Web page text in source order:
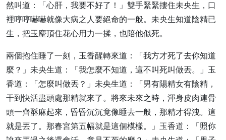
然叫道：「心肝，我要不好了！」雙手緊緊摟住未央生，口
裡哼哼嚇嚇就像大病之人要絕命的一般。未央生知道陰精已
生，把玉麈頂住花心用力一揉，也陪他似死。
兩個抱住睡了一刻，玉香醒轉來道：「我方才死了去你知道
麼？」未央生道：「我怎麼不知道，這不叫死叫做丟。」玉
香道：「怎麼叫做丟？」未央生道：「男有陽精女有陰精，
干到快活盡頭處那精就來了。將來未來之時，渾身皮肉連骨
頭一齊酥麻起來，昏昏沉沉竟像睡去一般，那精才得洩。這
就是丟了。那春宮第五幅就是這個模樣。」玉香道：「照你